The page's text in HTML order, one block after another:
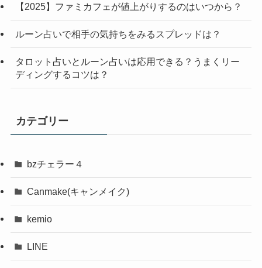
【2025】ファミカフェが値上がりするのはいつから？
ルーン占いで相手の気持ちをみるスプレッドは？
タロット占いとルーン占いは応用できる？うまくリー
ディングするコツは？
カテゴリー
bzチェラー４
Canmake(キャンメイク)
kemio
LINE